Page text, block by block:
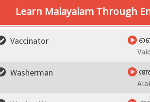
Learn Malayalam Through
Vaccinator
Washerman